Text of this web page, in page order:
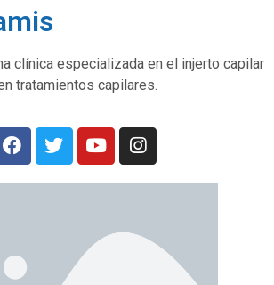
clínica especializada en el injerto capilar
tratamientos capilares.